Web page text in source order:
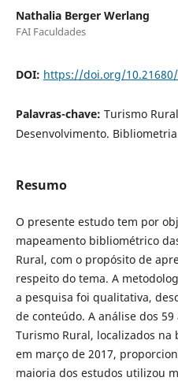
Nathalia Berger Werlang
FAI Faculdades
DOI: https://doi.org/10.21680/
Palavras-chave: Turismo
Desenvolvimento.
Resumo
O presente estudo tem por
mapeamento bibliométrico
Rural, com o propósito de
respeito do tema. A
a pesquisa foi qualitativa,
de conteúdo. A análise dos
Turismo Rural, localizados na
em março de 2017,
maioria dos estudos utilizou